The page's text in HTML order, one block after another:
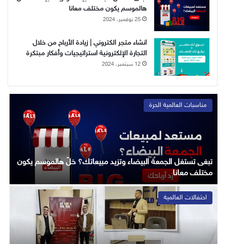
هالموسم يكون مختلف معانا
25 نوفمبر، 2024
انشاء متجر الكتروني | زيادة الأرباح من خلال
التجارة الإلكترونية استراتيجيات وأفكار مبتكرة
12 سبتمبر، 2024
مناسبات العالمية الحرة
تبغى تستغل الجمعة البيضاء وتزيد مبيعاتك؟ خلّ هالموسم يكون
مختلف معانا
احتفالات العالمية